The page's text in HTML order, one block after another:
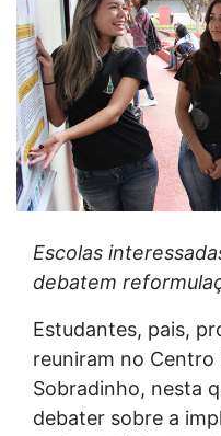
Escolas
debatem
Estudantes, pais,
reuniram no Centro
Sobradinho, nesta
debater sobre a